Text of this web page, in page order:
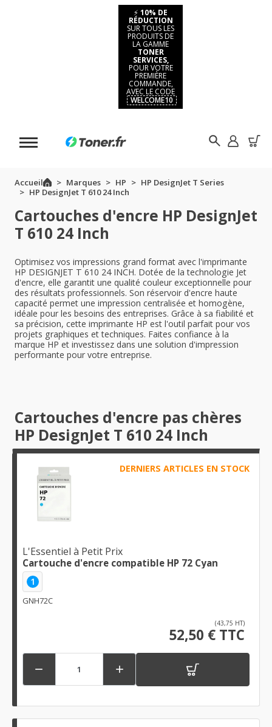
⚡ 10% DE
RÉDUCTION
SUR TOUS LES
PRODUITS DE
LA GAMME
TONER
SERVICES,
POUR VOTRE
PREMIÈRE
COMMANDE,
AVEC LE CODE
WELCOME10
Accueil Marques HP
HP DesignJet T Series
HP DesignJet T 610 24 Inch
Cartouches d'encre HP DesignJet
T 610 24 Inch
Optimisez vos impressions grand format avec l'imprimante
HP DESIGNJET T 610 24 INCH. Dotée de la technologie Jet
d'encre, elle garantit une qualité couleur exceptionnelle pour
des résultats professionnels. Son réservoir d'encre haute
capacité permet une impression centralisée et homogène,
idéale pour les besoins des entreprises. Grâce à sa fiabilité et
sa précision, cette imprimante HP est l'outil parfait pour vos
projets graphiques et techniques. Faites confiance à la
marque HP et investissez dans une solution d'impression
performante pour votre entreprise.
Cartouches d'encre pas chères
HP DesignJet T 610 24 Inch
DERNIERS ARTICLES EN STOCK
L'Essentiel à Petit Prix
Cartouche d'encre compatible HP 72 Cyan
1
GNH72C
(43,75 HT)
52,50 € TTC
 